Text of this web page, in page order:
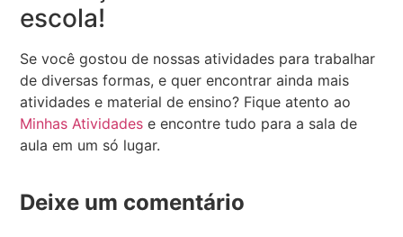
escola!
Se você gostou de nossas atividades para trabalhar
de diversas formas, e quer encontrar ainda mais
atividades e material de ensino? Fique atento ao
Minhas Atividades e encontre tudo para a sala de
aula em um só lugar.
Deixe um comentário